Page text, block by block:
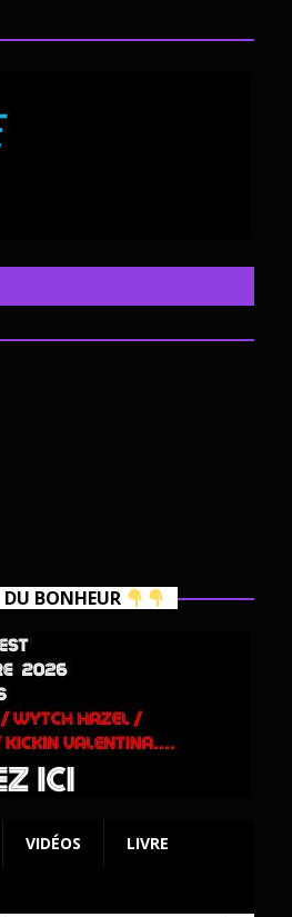
BONHEUR
VIDÉOS LIVRE